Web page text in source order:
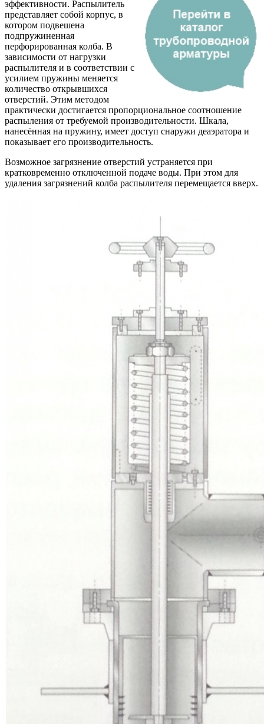
эффективности. Распылитель
представляет собой корпус, в
котором подвешена
подпружиненная
перфорированная колба. В
зависимости от нагрузки
распылителя и в соответствии с
усилием пружины меняется
количество открывшихся
отверстий. Этим методом
практически достигается пропорциональное соотношение
распыления от требуемой производительности. Шкала,
нанесённая на пружину, имеет доступ снаружи деаэратора и
показывает его производительность.
Возможное загрязнение отверстий устраняется при
кратковременно отключенной подаче воды. При этом для
удаления загрязнений колба распылителя перемещается вверх.